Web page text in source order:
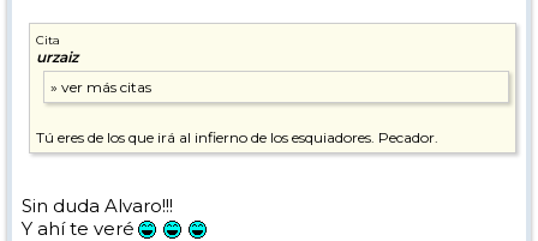
Cita
urzaiz
Tú eres de los que irá al infierno de los esquiadores. Pecador.
Sin duda Alvaro!!!
Y ahí te veré